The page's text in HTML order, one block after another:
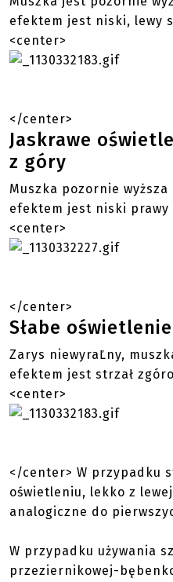
efektem jest niski, lewy
<center>
</center>
Jaskrawe
z góry
Muszka pozornie
efektem jest niski prawy
<center>
</center>
Słabe oświetlenie
Zarys niewyraĽny,
efektem jest strzał
<center>
</center> W przypadku
oświetleniu, lekko z
analogiczne do
W przypadku używania
przeziernikowej-